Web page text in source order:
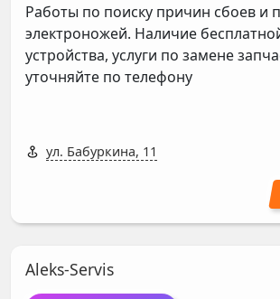
Работы по поиску причин сбоев и
электроножей. Наличие
устройства, услуги по замене
уточняйте по телефону
ул. Бабуркина, 11
Aleks-Servis